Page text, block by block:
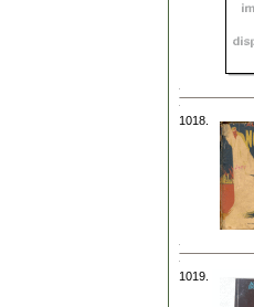
1018.
1019.